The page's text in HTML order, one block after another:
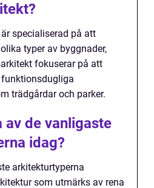
specialiserad på att
typer av byggnader,
fokuserar på att
trädgårdar och parker.
av de vanligaste
idag?
arkitekturtyperna
som utmärks av rena